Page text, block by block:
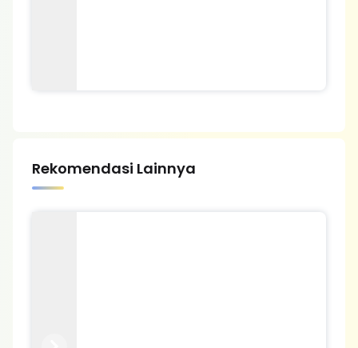
Rekomendasi Lainnya